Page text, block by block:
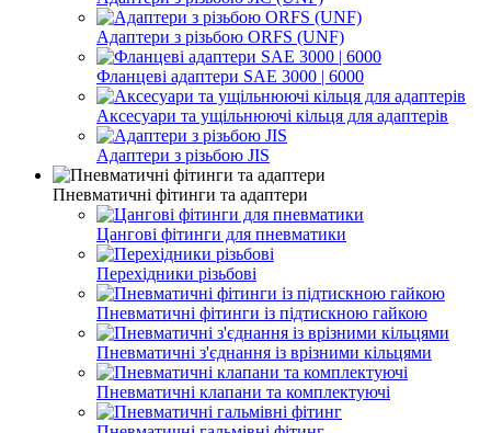
Адаптери з різьбою ORFS (UNF)
Фланцеві адаптери SAE 3000 | 6000
Аксесуари та ущільнюючі кільця для адаптерів
Адаптери з різьбою JIS
Пневматичні фітинги та адаптери
Цангові фітинги для пневматики
Перехідники різьбові
Пневматичні фітинги із підтискною гайкою
Пневматичні з'єднання із врізними кільцями
Пневматичні клапани та комплектуючі